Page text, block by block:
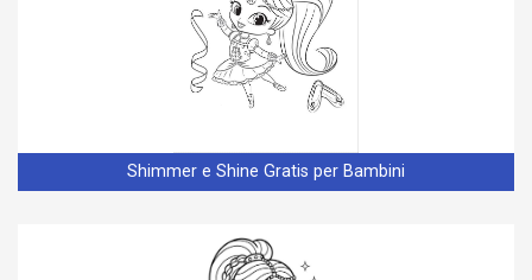
Shimmer e Shine Gratis per Bambini